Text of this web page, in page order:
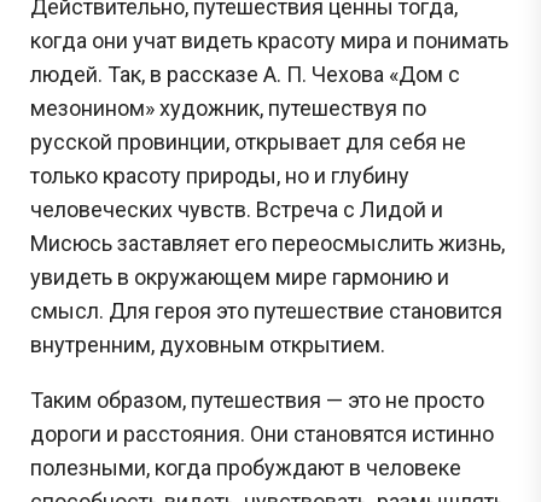
Действительно, путешествия ценны тогда,
когда они учат видеть красоту мира и понимать
людей. Так, в рассказе А. П. Чехова «Дом с
мезонином» художник, путешествуя по
русской провинции, открывает для себя не
только красоту природы, но и глубину
человеческих чувств. Встреча с Лидой и
Мисюсь заставляет его переосмыслить жизнь,
увидеть в окружающем мире гармонию и
смысл. Для героя это путешествие становится
внутренним, духовным открытием.
Таким образом, путешествия — это не просто
дороги и расстояния. Они становятся истинно
полезными, когда пробуждают в человеке